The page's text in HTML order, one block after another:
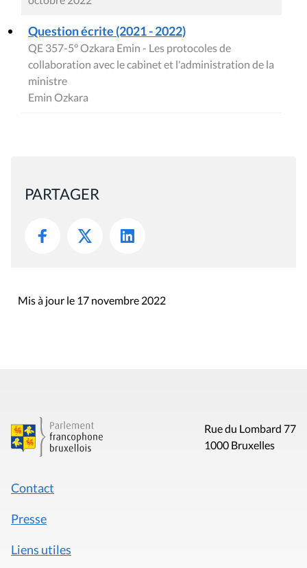
Question écrite (2021 - 2022)
QE 357-5° Ozkara Emin - Les protocoles de
collaboration avec le cabinet et l'administration de la
ministre
Emin Ozkara
PARTAGER
Mis à jour le 17 novembre 2022
Rue du Lombard 77
1000 Bruxelles
Contact
Presse
Liens utiles